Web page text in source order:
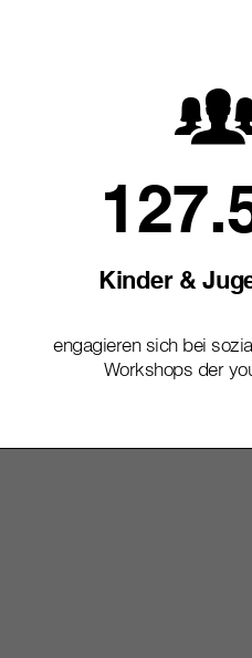
Kinder &
engagieren sich bei
Workshops der